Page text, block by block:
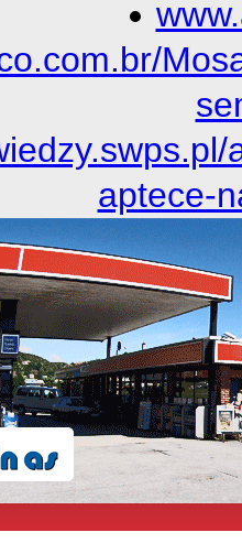
aptece-